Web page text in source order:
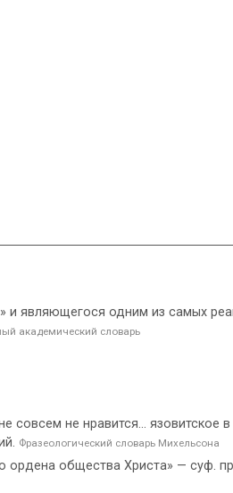
и являющегося одним из самых
академический словарь
совсем не нравится... язовитское
Фразеологический словарь Михельсона
ордена общества Христа» — суф.